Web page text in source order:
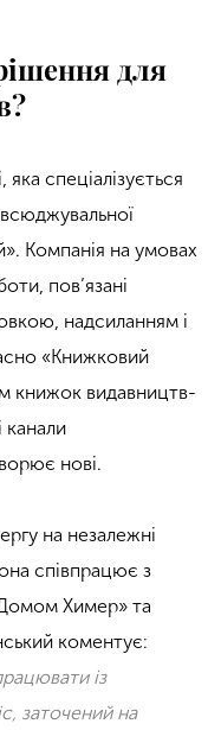
для
спеціалізується
». Компанія на умовах
пов’язані
надсиланням і
«Книжковий
книжок видавництв-
канали
нові.
на незалежні
співпрацює з
Химер» та
коментує:
із
заточений на